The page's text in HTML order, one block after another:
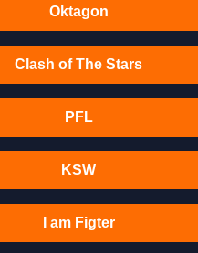
Oktagon
Clash of The Stars
PFL
KSW
I am Figter